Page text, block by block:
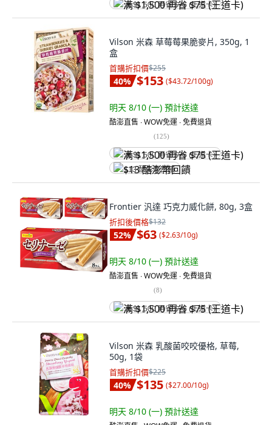
满 $1,500 再省 $75 (王道卡)
Vilson 米森 草莓莓果脆麥片, 350g, 1
盒
首購折扣價$255
40% $153 ($43.72/100g)
明天 8/10 (一) 預計送達
酷澎直售 ∙ WOW免運 ∙ 免費退貨
(125)
满 $1,500 再省 $75 (王道卡)
$13 酷澎幣回饋
Frontier 汎達 巧克力威化餅, 80g, 3盒
折扣後價格$132
52% $63 ($2.63/10g)
明天 8/10 (一) 預計送達
酷澎直售 ∙ WOW免運 ∙ 免費退貨
(8)
满 $1,500 再省 $75 (王道卡)
Vilson 米森 乳酸菌咬咬優格, 草莓,
50g, 1袋
首購折扣價$225
40% $135 ($27.00/10g)
明天 8/10 (一) 預計送達